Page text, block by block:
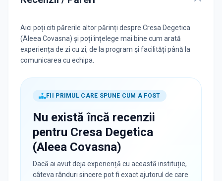
Aici poți citi părerile altor părinți despre Cresa Degetica
(Aleea Covasna) și poți înțelege mai bine cum arată
experiența de zi cu zi, de la program și facilități până la
comunicarea cu echipa.
FII PRIMUL CARE SPUNE CUM A FOST
Nu există încă recenzii
pentru Cresa Degetica
(Aleea Covasna)
Dacă ai avut deja experiență cu această instituție,
câteva rânduri sincere pot fi exact ajutorul de care